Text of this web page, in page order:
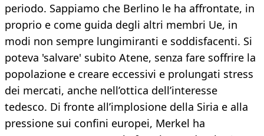
periodo. Sappiamo che Berlino le ha affrontate, in
proprio e come guida degli altri membri Ue, in
modi non sempre lungimiranti e soddisfacenti. Si
poteva 'salvare' subito Atene, senza fare soffrire la
popolazione e creare eccessivi e prolungati stress
dei mercati, anche nell’ottica dell’interesse
tedesco. Di fronte all’implosione della Siria e alla
pressione sui confini europei, Merkel ha